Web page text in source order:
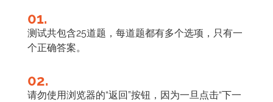
01.
测试共包含25道题，每道题都有多个选项，只有一
个正确答案。
02.
请勿使用浏览器的“返回”按钮，因为一旦点击“下一